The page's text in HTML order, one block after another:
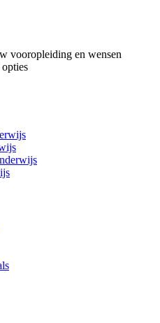
vooropleiding en wensen